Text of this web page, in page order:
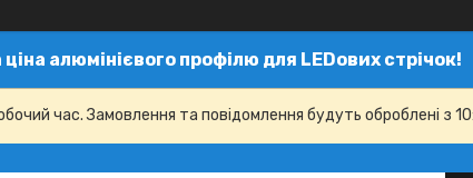
ціна алюмінієвого профілю для LEDових стрічок!
час. Замовлення та повідомлення будуть оброблені з